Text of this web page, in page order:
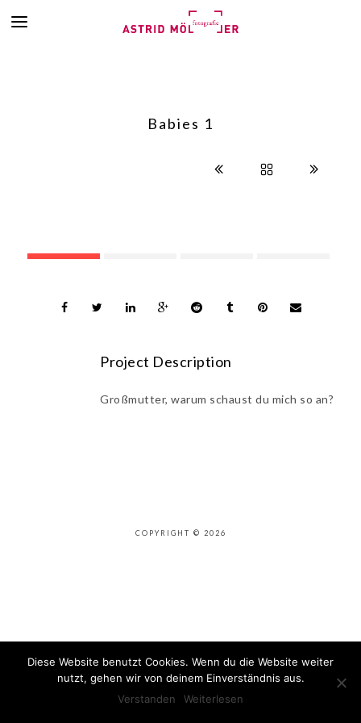
Babies 1
Project Description
Großmutter, warum schaust du mich so an?
COPYRIGHT © 2026
Diese Website benutzt Cookies. Wenn du die Website weiter
nutzt, gehen wir von deinem Einverständnis aus.
Verstanden
Weiterlesen